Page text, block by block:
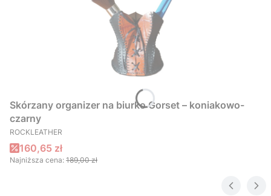
Skórzany organizer na biurko Gorset – koniakowo-
czarny
PRODUCENT
ROCKLEATHER
Cena promocyjna
160,65 zł
Najniższa cena: 189,00 zł